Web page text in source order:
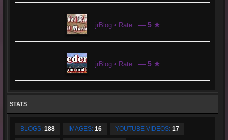
jrBlog • Rate — 5 ★
jrBlog • Rate — 5 ★
STATS
BLOGS: 188 IMAGES: 16 YOUTUBE VIDEOS: 17